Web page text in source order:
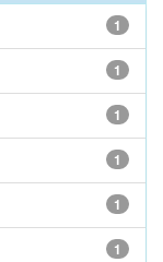
1
1
1
1
1
1